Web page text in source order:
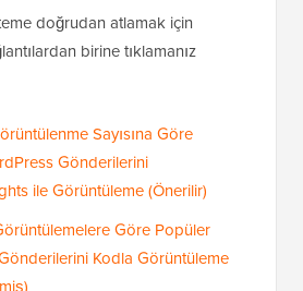
doğrudan atlamak için
birine tıklamanız
Sayısına Göre
Gönderilerini
ile Görüntüleme (Önerilir)
Göre Popüler
Kodla Görüntüleme